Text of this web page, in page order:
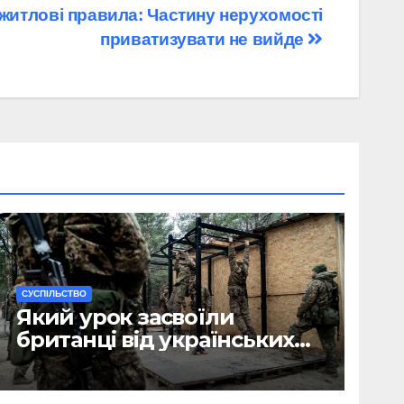
правила: Частину нерухомості
приватизувати не вийде
CУСПІЛЬСТВО
Який урок засвоїли
британці від українських
військових?